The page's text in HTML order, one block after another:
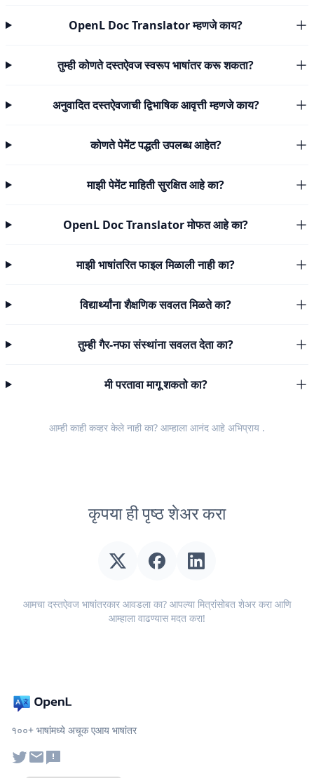
OpenL Doc Translator म्हणजे काय?
तुम्ही कोणते दस्तऐवज स्वरूप भाषांतर करू शकता?
अनुवादित दस्तऐवजाची द्विभाषिक आवृत्ती म्हणजे काय?
कोणते पेमेंट पद्धती उपलब्ध आहेत?
माझी पेमेंट माहिती सुरक्षित आहे का?
OpenL Doc Translator मोफत आहे का?
माझी भाषांतरित फाइल मिळाली नाही का?
विद्यार्थ्यांना शैक्षणिक सवलत मिळते का?
तुम्ही गैर-नफा संस्थांना सवलत देता का?
मी परतावा मागू शकतो का?
आम्ही काही कव्हर केले नाही का? आम्हाला आनंद आहे अभिप्राय .
कृपया ही पृष्ठ शेअर करा
आमचा दस्तऐवज भाषांतरकार आवडला का? आपल्या मित्रांसोबत शेअर करा आणि
आम्हाला वाढण्यास मदत करा!
१००+ भाषांमध्ये अचूक एआय भाषांतर